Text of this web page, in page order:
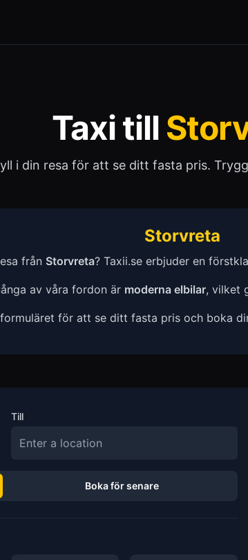
Taxi till
i din resa för att se ditt fasta pris.
Storvreta
från Storvreta? Taxii.se erbjuder en
av våra fordon är moderna elbilar, vilket
för att se ditt fasta pris och boka
Till
Boka för senare